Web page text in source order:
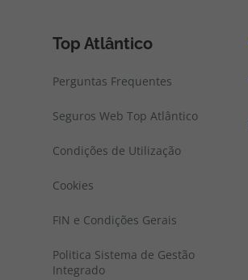
Top Atlântico
Perguntas Frequentes
Seguros Web Top Atlântico
Condições de Utilização
Cookies
FIN e Condições Gerais
Politica Sistema de Gestão
Integrado